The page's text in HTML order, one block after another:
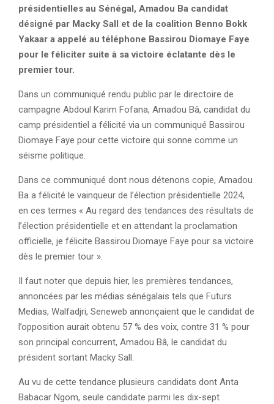
présidentielles au Sénégal, Amadou Ba candidat
désigné par Macky Sall et de la coalition Benno Bokk
Yakaar a appelé au téléphone Bassirou Diomaye Faye
pour le féliciter suite à sa victoire éclatante dès le
premier tour.
Dans un communiqué rendu public par le directoire de
campagne Abdoul Karim Fofana, Amadou Bâ, candidat du
camp présidentiel a félicité via un communiqué Bassirou
Diomaye Faye pour cette victoire qui sonne comme un
séisme politique.
Dans ce communiqué dont nous détenons copie, Amadou
Ba a félicité le vainqueur de l’élection présidentielle 2024,
en ces termes « Au regard des tendances des résultats de
l’élection présidentielle et en attendant la proclamation
officielle, je félicite Bassirou Diomaye Faye pour sa victoire
dès le premier tour ».
Il faut noter que depuis hier, les premières tendances,
annoncées par les médias sénégalais tels que Futurs
Medias, Walfadjri, Seneweb annonçaient que le candidat de
l’opposition aurait obtenu 57 % des voix, contre 31 % pour
son principal concurrent, Amadou Bâ, le candidat du
président sortant Macky Sall.
Au vu de cette tendance plusieurs candidats dont Anta
Babacar Ngom, seule candidate parmi les dix-sept